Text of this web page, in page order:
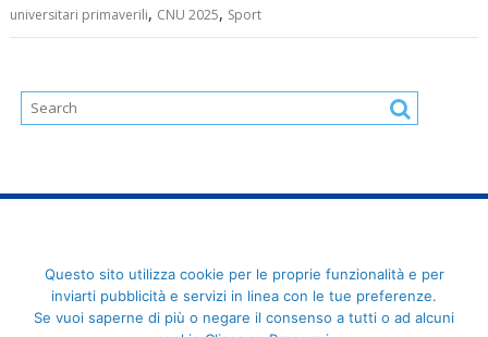
universitari primaverili, CNU 2025, Sport
FederCUSI: Federazione Italiana dello Sport Universitario - Via
Angelo Brofferio, 7 - 00195 Roma - C.F. 80109270589
Questo sito utilizza cookie per le proprie funzionalità e per
inviarti pubblicità e servizi in linea con le tue preferenze.
Se vuoi saperne di più o negare il consenso a tutti o ad alcuni